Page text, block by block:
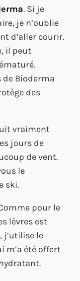
. Si je
je n’oublie
d’aller courir.
il peut
de Bioderma
des
vraiment
jours de
de vent.
le
ski.
pour le
lèvres est
j’utilise le
m’a été offert